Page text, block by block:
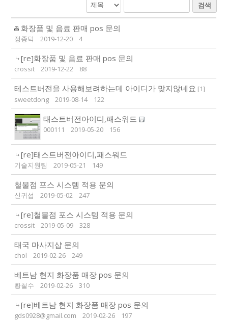
검색
화장품 및 음료 판매 pos 문의
정종덕 2019-12-20 4
[re]화장품 및 음료 판매 pos 문의
crossit 2019-12-22 88
테스트버전을 사용해보려하는데 아이디가 맞지않네요 [1]
sweetdong
2019-08-14 122
태스트버전아이디,패스워드
000111 2019-05-20 156
[re]태스트버전아이디,패스워드
기술지원팀 2019-05-21 149
철물점 포스 시스템 적용 문의
신귀섭 2019-05-02 247
[re]철물점 포스 시스템 적용 문의
crossit 2019-05-09 328
태국 마사지샵 문의
chol 2019-02-26 249
베트남 현지 화장품 매장 pos 문의
황철수 2019-02-26 310
[re]베트남 현지 화장품 매장 pos 문의
gds0928@gmail.com 2019-02-26 197